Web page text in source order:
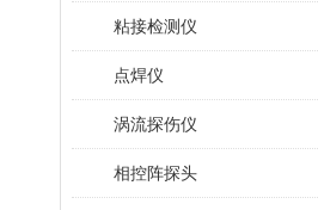
粘接检测仪
点焊仪
涡流探伤仪
相控阵探头